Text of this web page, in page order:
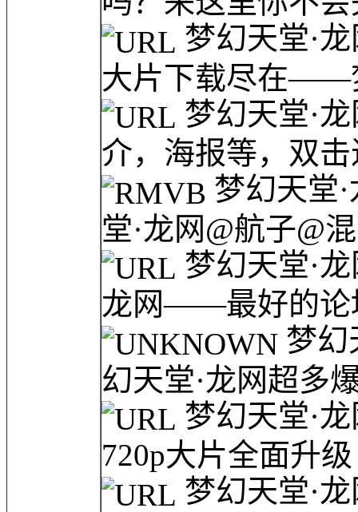
梦幻天堂·
大片下载尽在——
梦幻天堂·
介，海报等，双
梦幻天堂
堂·龙网@航子@
梦幻天堂·
龙网——最好的论
梦幻
幻天堂·龙网超多
梦幻天堂·
720p大片全面升
梦幻天堂·